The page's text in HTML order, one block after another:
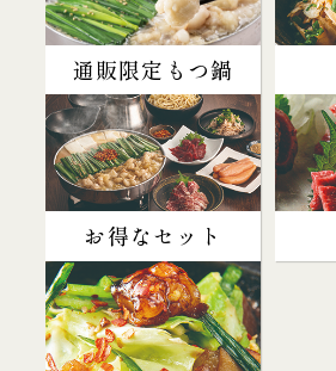
通販限定もつ鍋
お得なセット